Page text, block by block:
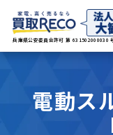
兵庫県公安委員会許可 第 631502000030
電動ス